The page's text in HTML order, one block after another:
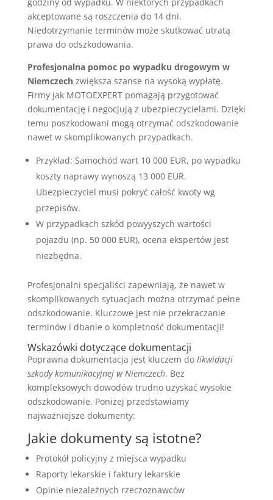
akceptowane są roszczenia do 14 dni.
Niedotrzymanie terminów może skutkować utratą
prawa do odszkodowania.
Profesjonalna pomoc po wypadku drogowym w
Niemczechzwiększa szanse na wysoką wypłatę.
Firmy jak MOTOEXPERT pomagają przygotować
dokumentację i negocjują z ubezpieczycielami. Dzięki
temu poszkodowani mogą otrzymać odszkodowanie
nawet w skomplikowanych przypadkach.
Przykład: Samochód wart 10 000 EUR, po wypadku
koszty naprawy wynoszą 13 000 EUR.
Ubezpieczyciel musi pokryć całość kwoty wg
przepisów.
W przypadkach szkód powyyszych wartości
pojazdu (np. 50 000 EUR), ocena ekspertów jest
niezbędna.
Profesjonalni specjaliści zapewniają, że nawet w
skomplikowanych sytuacjach można otrzymać pełne
odszkodowanie. Kluczowe jest nie przekraczanie
terminów i dbanie o kompletność dokumentacji!
Wskazówki dotyczące dokumentacji
Poprawna dokumentacja jest kluczem do likwidacji
szkody komunikacyjnej w Niemczech. Bez
kompleksowych dowodów trudno uzyskać wysokie
odszkodowanie. Poniżej przedstawiamy
najważniejsze dokumenty:
Jakie dokumenty są istotne?
Protokół policyjny z miejsca wypadku
Raporty lekarskie i faktury lekarskie
Opinie niezależnych rzeczoznawców